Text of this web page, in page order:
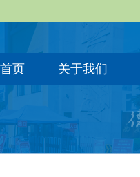
首页 关于我们